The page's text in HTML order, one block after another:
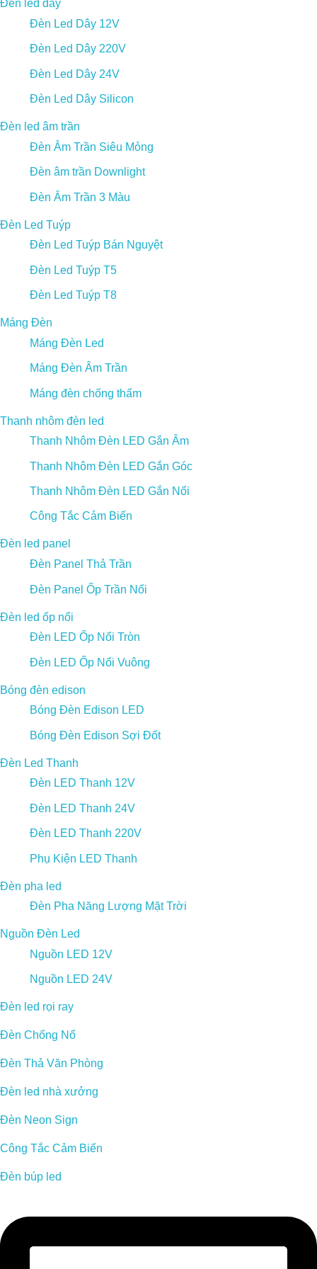
Đèn led dây
Đèn Led Dây 12V
Đèn Led Dây 220V
Đèn Led Dây 24V
Đèn Led Dây Silicon
Đèn led âm trần
Đèn Âm Trần Siêu Mỏng
Đèn âm trần Downlight
Đèn Âm Trần 3 Màu
Đèn Led Tuýp
Đèn Led Tuýp Bán Nguyệt
Đèn Led Tuýp T5
Đèn Led Tuýp T8
Máng Đèn
Máng Đèn Led
Máng Đèn Âm Trần
Máng đèn chống thấm
Thanh nhôm đèn led
Thanh Nhôm Đèn LED Gắn Âm
Thanh Nhôm Đèn LED Gắn Góc
Thanh Nhôm Đèn LED Gắn Nổi
Công Tắc Cảm Biến
Đèn led panel
Đèn Panel Thả Trần
Đèn Panel Ốp Trần Nổi
Đèn led ốp nổi
Đèn LED Ốp Nổi Tròn
Đèn LED Ốp Nổi Vuông
Bóng đèn edison
Bóng Đèn Edison LED
Bóng Đèn Edison Sợi Đốt
Đèn Led Thanh
Đèn LED Thanh 12V
Đèn LED Thanh 24V
Đèn LED Thanh 220V
Phụ Kiện LED Thanh
Đèn pha led
Đèn Pha Năng Lượng Mặt Trời
Nguồn Đèn Led
Nguồn LED 12V
Nguồn LED 24V
Đèn led rọi ray
Đèn Chống Nổ
Đèn Thả Văn Phòng
Đèn led nhà xưởng
Đèn Neon Sign
Công Tắc Cảm Biến
Đèn búp led